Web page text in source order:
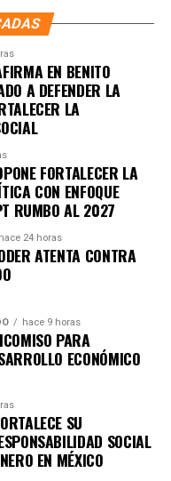
al instante
noticias más
Roo directamente
WhatsApp
EN BENITO
A DEFENDER LA
LA
FORTALECER LA
CON ENFOQUE
RUMBO AL 2027
hace 24 horas
ATENTA CONTRA
hace 9 horas
PARA
ECONÓMICO
SU
SOCIAL
EN MÉXICO